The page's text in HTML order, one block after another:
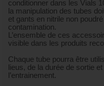
conditionner dans les Vials
la manipulation des tubes
et gants en nitrile non
contamination.
L’ensemble de ces
visible dans les produits
Chaque tube pourra être
lieus, de la durée de sortie
l’entrainement.